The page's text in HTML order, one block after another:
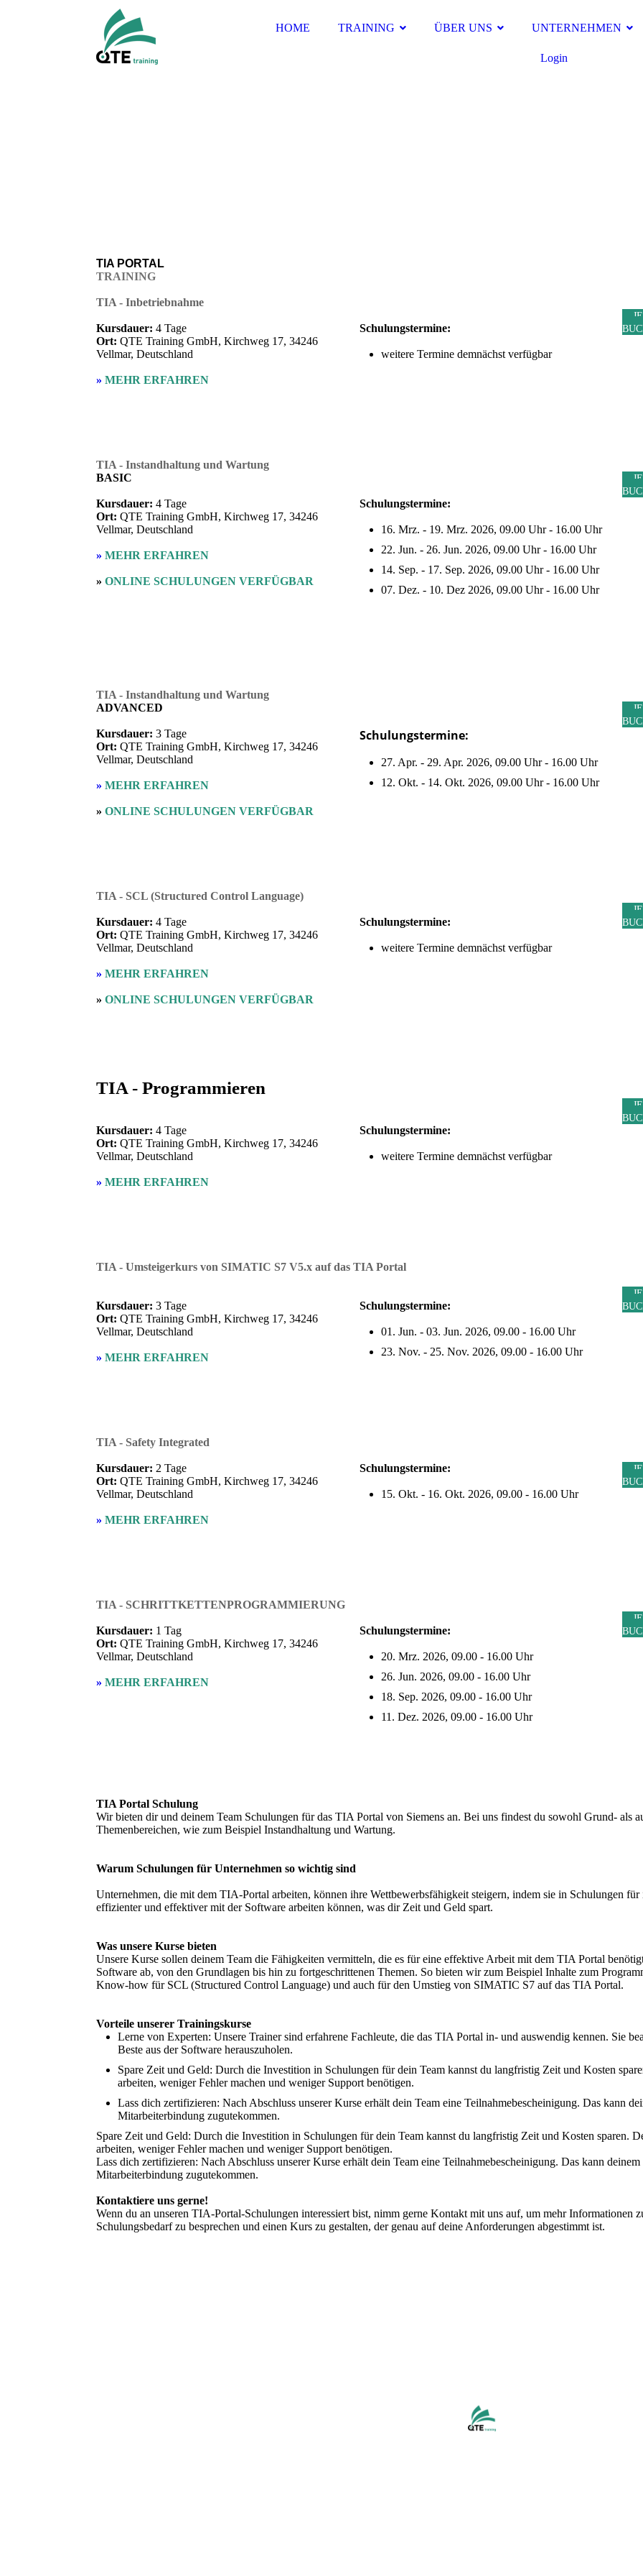
HOME TRAINING ÜBER UNS UNTERNEHMEN
Login
TIA PORTAL
TRAINING
TIA - Inbetriebnahme
Kursdauer: 4 Tage
Ort:QTE Training GmbH, Kirchweg 17, 34246
Vellmar, Deutschland
»MEHR ERFAHREN
Schulungstermine:
weitere Termine demnächst verfügbar
TIA - Instandhaltung und Wartung
BASIC
Kursdauer: 4 Tage
Ort:QTE Training GmbH, Kirchweg 17, 34246
Vellmar, Deutschland
»MEHR ERFAHREN
»ONLINE SCHULUNGEN VERFÜGBAR
Schulungstermine:
16. Mrz. - 19. Mrz. 2026, 09.00 Uhr - 16.00 Uhr
22. Jun. - 26. Jun. 2026, 09.00 Uhr - 16.00 Uhr
14. Sep. - 17. Sep. 2026, 09.00 Uhr - 16.00 Uhr
07. Dez. - 10. Dez 2026, 09.00 Uhr - 16.00 Uhr
TIA - Instandhaltung und Wartung
ADVANCED
Kursdauer: 3 Tage
Ort:QTE Training GmbH, Kirchweg 17, 34246
Vellmar, Deutschland
»MEHR ERFAHREN
»ONLINE SCHULUNGEN VERFÜGBAR
Schulungstermine:
27. Apr. - 29. Apr. 2026, 09.00 Uhr - 16.00 Uhr
12. Okt. - 14. Okt. 2026, 09.00 Uhr - 16.00 Uhr
TIA - SCL (Structured Control Language)
Kursdauer:4 Tage
Ort:QTE Training GmbH, Kirchweg 17, 34246
Vellmar, Deutschland
»MEHR ERFAHREN
» ONLINE SCHULUNGEN VERFÜGBAR
Schulungstermine:
weitere Termine demnächst verfügbar
TIA - Programmieren
Kursdauer:4 Tage
Ort:QTE Training GmbH, Kirchweg 17, 34246
Vellmar, Deutschland
»MEHR ERFAHREN
Schulungstermine:
weitere Termine demnächst verfügbar
TIA - Umsteigerkurs von SIMATIC S7 V5.x auf das TIA Portal
Kursdauer:3 Tage
Ort:QTE Training GmbH, Kirchweg 17, 34246
Vellmar, Deutschland
»MEHR ERFAHREN
Schulungstermine:
01. Jun. - 03. Jun. 2026, 09.00 - 16.00 Uhr
23. Nov. - 25. Nov. 2026, 09.00 - 16.00 Uhr
TIA - Safety Integrated
Kursdauer: 2 Tage
Ort:QTE Training GmbH, Kirchweg 17, 34246
Vellmar, Deutschland
»MEHR ERFAHREN
Schulungstermine:
15. Okt. - 16. Okt. 2026, 09.00 - 16.00 Uhr
TIA - SCHRITTKETTENPROGRAMMIERUNG
Kursdauer: 1 Tag
Ort:QTE Training GmbH, Kirchweg 17, 34246
Vellmar, Deutschland
»MEHR ERFAHREN
Schulungstermine:
20. Mrz. 2026, 09.00 - 16.00 Uhr
26. Jun. 2026, 09.00 - 16.00 Uhr
18. Sep. 2026, 09.00 - 16.00 Uhr
11. Dez. 2026, 09.00 - 16.00 Uhr
TIA Portal Schulung
Wir bieten dir und deinem Team Schulungen für das TIA Portal von Siemens an. Bei uns findest du sowohl Grund- als
Themenbereichen, wie zum Beispiel Instandhaltung und Wartung.
Warum Schulungen für Unternehmen so wichtig sind
Unternehmen, die mit dem TIA-Portal arbeiten, können ihre Wettbewerbsfähigkeit steigern, indem sie in Schulungen
effizienter und effektiver mit der Software arbeiten können, was dir Zeit und Geld spart.
Was unsere Kurse bieten
Unsere Kurse sollen deinem Team die Fähigkeiten vermitteln, die es für eine effektive Arbeit mit dem TIA Portal
Software ab, von den Grundlagen bis hin zu fortgeschrittenen Themen. So bieten wir zum Beispiel Inhalte zum
Know-how für SCL (Structured Control Language) und auch für den Umstieg von SIMATIC S7 auf das TIA Portal.
Vorteile unserer Trainingskurse
Lerne von Experten: Unsere Trainer sind erfahrene Fachleute, die das TIA Portal in- und auswendig kennen. Sie
Beste aus der Software herauszuholen.
Spare Zeit und Geld: Durch die Investition in Schulungen für dein Team kannst du langfristig Zeit und Kosten
arbeiten, weniger Fehler machen und weniger Support benötigen.
Lass dich zertifizieren: Nach Abschluss unserer Kurse erhält dein Team eine Teilnahmebescheinigung. Das kann
Mitarbeiterbindung zugutekommen.
Spare Zeit und Geld: Durch die Investition in Schulungen für dein Team kannst du langfristig Zeit und Kosten sparen.
arbeiten, weniger Fehler machen und weniger Support benötigen.
Lass dich zertifizieren: Nach Abschluss unserer Kurse erhält dein Team eine Teilnahmebescheinigung. Das kann
Mitarbeiterbindung zugutekommen.
Kontaktiere uns gerne!
Wenn du an unseren TIA-Portal-Schulungen interessiert bist, nimm gerne Kontakt mit uns auf, um mehr Informationen
Schulungsbedarf zu besprechen und einen Kurs zu gestalten, der genau auf deine Anforderungen abgestimmt ist.